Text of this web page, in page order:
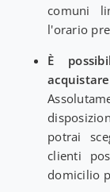
comuni
l'orario
È
potrai
clienti
domicilio